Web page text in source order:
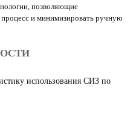
позволяющие
и минимизировать ручную